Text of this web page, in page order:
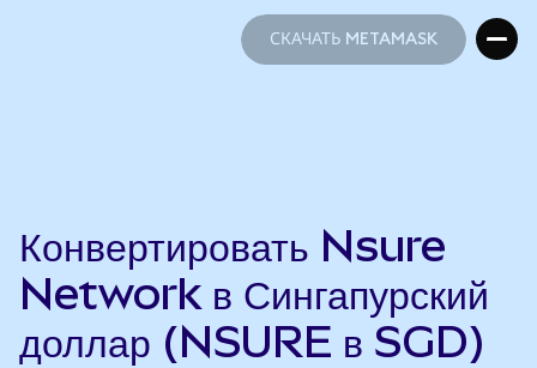
СКАЧАТЬ METAMASK
Конвертировать Nsure
Network в Сингапурский
доллар (NSURE в SGD)